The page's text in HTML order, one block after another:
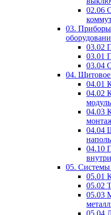
02.06
03. Приборы
03.02
03.01
03.04
04. Щитовое
04.01
04.02
04.03
04.04
04.10
05. Системы
05.01
05.02
05.03
05.04